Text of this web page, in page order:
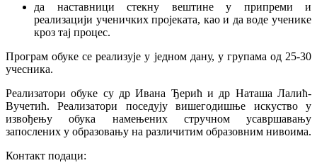
да наставници стекну вештине у припреми и
реализацији ученичких пројеката, као и да воде ученике
кроз тај процес.
Програмобукесе реализује у једном дану, у групама од 25-30
учесника.
Реализатори обуке су дрИвана Ђерић и др Наташа Лалић-
Вучетић. Реализатори поседују вишегодишње искуство у
извођењу обука намењених стручном усавршавању
запослених у образовању на различитим образовним нивоима.
Контакт подаци: